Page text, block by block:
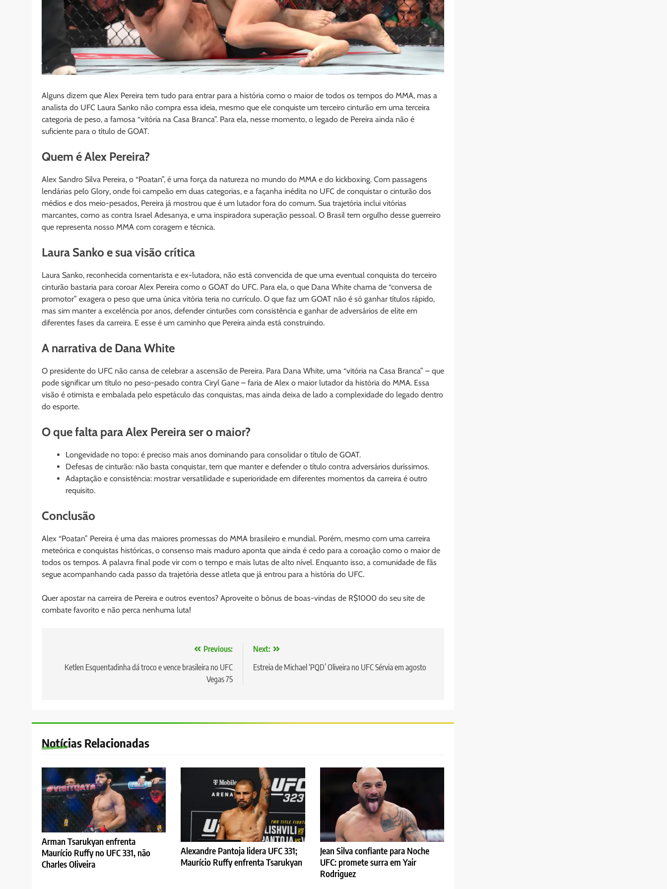
Alguns dizem que Alex Pereira tem tudo para entrar para a história como o maior de todos os tempos do MMA, mas a
analista do UFC Laura Sanko não compra essa ideia, mesmo que ele conquiste um terceiro cinturão em uma terceira
categoria de peso, a famosa “vitória na Casa Branca”. Para ela, nesse momento, o legado de Pereira ainda não é
suficiente para o título de GOAT.
Quem é Alex Pereira?
Alex Sandro Silva Pereira, o “Poatan”, é uma força da natureza no mundo do MMA e do kickboxing. Com passagens
lendárias pelo Glory, onde foi campeão em duas categorias, e a façanha inédita no UFC de conquistar o cinturão dos
médios e dos meio-pesados, Pereira já mostrou que é um lutador fora do comum. Sua trajetória inclui vitórias
marcantes, como as contra Israel Adesanya, e uma inspiradora superação pessoal. O Brasil tem orgulho desse guerreiro
que representa nosso MMA com coragem e técnica.
Laura Sanko e sua visão crítica
Laura Sanko, reconhecida comentarista e ex-lutadora, não está convencida de que uma eventual conquista do terceiro
cinturão bastaria para coroar Alex Pereira como o GOAT do UFC. Para ela, o que Dana White chama de “conversa de
promotor” exagera o peso que uma única vitória teria no currículo. O que faz um GOAT não é só ganhar títulos rápido,
mas sim manter a excelência por anos, defender cinturões com consistência e ganhar de adversários de elite em
diferentes fases da carreira. E esse é um caminho que Pereira ainda está construindo.
A narrativa de Dana White
O presidente do UFC não cansa de celebrar a ascensão de Pereira. Para Dana White, uma “vitória na Casa Branca” – que
pode significar um título no peso-pesado contra Ciryl Gane – faria de Alex o maior lutador da história do MMA. Essa
visão é otimista e embalada pelo espetáculo das conquistas, mas ainda deixa de lado a complexidade do legado dentro
do esporte.
O que falta para Alex Pereira ser o maior?
Longevidade no topo: é preciso mais anos dominando para consolidar o título de GOAT.
Defesas de cinturão: não basta conquistar, tem que manter e defender o título contra adversários duríssimos.
Adaptação e consistência: mostrar versatilidade e superioridade em diferentes momentos da carreira é outro
requisito.
Conclusão
Alex “Poatan” Pereira é uma das maiores promessas do MMA brasileiro e mundial. Porém, mesmo com uma carreira
meteórica e conquistas históricas, o consenso mais maduro aponta que ainda é cedo para a coroação como o maior de
todos os tempos. A palavra final pode vir com o tempo e mais lutas de alto nível. Enquanto isso, a comunidade de fãs
segue acompanhando cada passo da trajetória desse atleta que já entrou para a história do UFC.
Quer apostar na carreira de Pereira e outros eventos? Aproveite o bônus de boas-vindas de R$1000 do seu site de
combate favorito e não perca nenhuma luta!
Previous:
Ketlen Esquentadinha dá troco e vence brasileira no UFC
Vegas 75
Next:
Estreia de Michael ‘PQD’ Oliveira no UFC Sérvia em agosto
Notícias Relacionadas
Arman Tsarukyan enfrenta
Maurício Ruffy no UFC 331, não
Charles Oliveira
Alexandre Pantoja lidera UFC 331;
Maurício Ruffy enfrenta Tsarukyan
Jean Silva confiante para Noche
UFC: promete surra em Yair
Rodriguez